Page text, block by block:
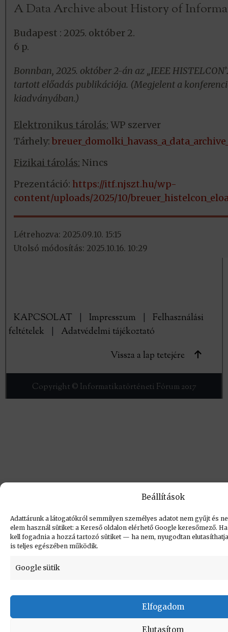
Beállítások
Adattárunk a látogatókról semmilyen személyes adatot nem gyűjt és
elem használ sütiket: a Kereső oldalon elérhető Google keresőmező.
kell fogadnia a hozzá tartozó sütiket — ha nem, nyugodtan
is teljes egészében működik.
Google sütik
Elfogadom
Elutasítom
A Data Archive about History of
Budapest : 2025. október 2.
6 p.
Bonnban, 2025. október 2-án az „IEEE
tartott előadás publikációja. (Megjelent a
kiadványában.)
Elektronikus tárolás: WP szerver
Tárhely:
Fizikai tárolás: Nincs
Prezentáció: https://itf.njszt.hu/wp-
content/uploads/2025/10/
Létrehozva: 2025.09.10. 15:15
Utolsó módosítás: 2025.10.16. 10:29
KAPCSOLAT Impresszum
Felhasználási
feltételek
Adatvédelmi tájékoztató
Vissza a lap tetejére
Copyright © Informatikatörténeti Fórum 2017